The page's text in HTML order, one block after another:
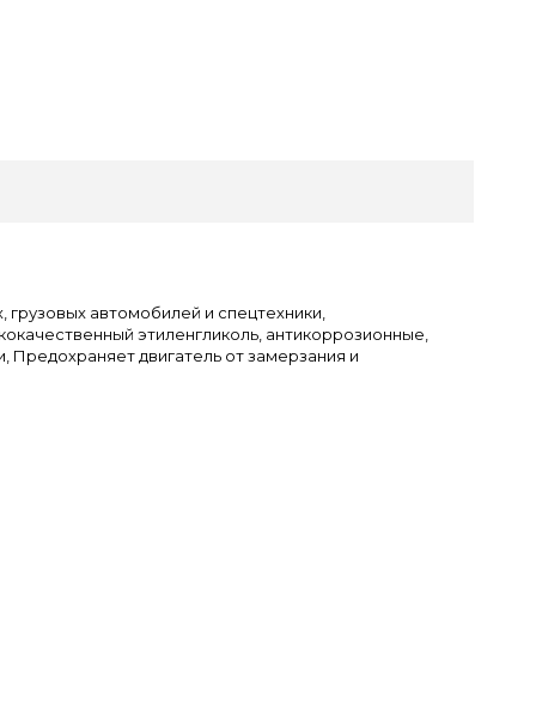
автомобилей и спецтехники,
этиленгликоль, антикоррозионные,
двигатель от замерзания и